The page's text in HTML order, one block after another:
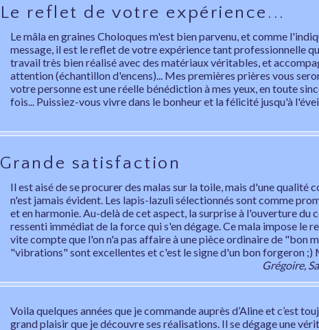
Le reflet de votre expérience...
Le mâla en graines Choloques m'est bien parvenu, et comme
message, il est le reflet de votre expérience tant professionnelle
travail très bien réalisé avec des matériaux véritables, et
attention (échantillon d'encens)... Mes premières prières vous
votre personne est une réelle bénédiction à mes yeux, en toute
fois... Puissiez-vous vivre dans le bonheur et la félicité jusqu'à
Grande satisfaction
Il est aisé de se procurer des malas sur la toile, mais d'une qualité
n'est jamais évident. Les lapis-lazuli sélectionnés sont comme
et en harmonie. Au-delà de cet aspect, la surprise à l'ouverture du
ressenti immédiat de la force qui s'en dégage. Ce mala impose le
vite compte que l'on n'a pas affaire à une pièce ordinaire de "bon
"vibrations" sont excellentes et c'est le signe d'un bon forgeron ;)
Grégoire,
Voila quelques années que je commande auprès d’Aline et c’est
grand plaisir que je découvre ses réalisations. Il se dégage une